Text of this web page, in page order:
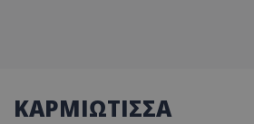
ΚΑΡΜΙΩΤΙΣΣΑ